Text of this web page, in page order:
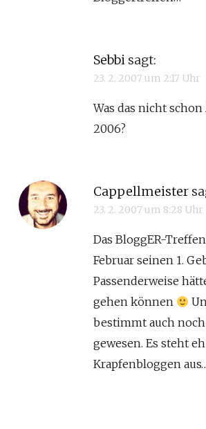
Sebbi sagt:
23. 2. 2007 um 2:17 Uhr
Was das nicht
2006?
Cappellmeister
23. 2. 2007 um 8:28 Uhr
Das BloggER-
Februar seinen 1.
Passenderweise
gehen können
bestimmt auch
gewesen. Es steht
Krapfenbloggen